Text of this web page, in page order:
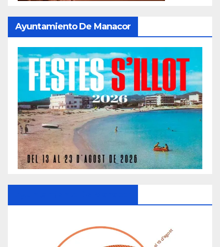
Ayuntamiento De Manacor